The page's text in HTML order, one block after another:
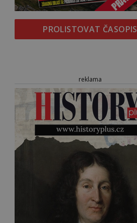
PROLISTOVAT ČASOPIS
reklama